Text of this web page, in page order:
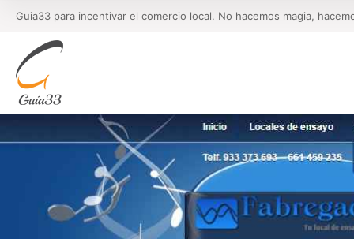
Guia33 para incentivar el comercio local. No hacemos magia,